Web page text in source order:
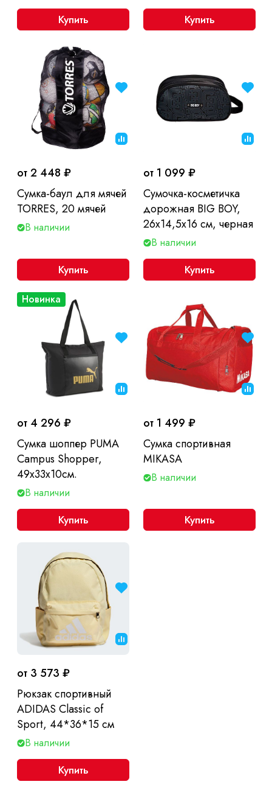
Купить Купить
от 2 448 ₽
Сумка-баул для мячей
TORRES, 20 мячей
В наличии
Купить
от 1 099 ₽
Сумочка-косметичка
дорожная BIG BOY,
26x14,5x16 см, черная
В наличии
Купить
Новинка
от 4 296 ₽
Сумка шоппер PUMA
Campus Shopper,
49х33х10см.
В наличии
Купить
от 1 499 ₽
Сумка спортивная
MIKASA
В наличии
Купить
от 3 573 ₽
Рюкзак спортивный
ADIDAS Classic of
Sport, 44*36*15 см
В наличии
Купить